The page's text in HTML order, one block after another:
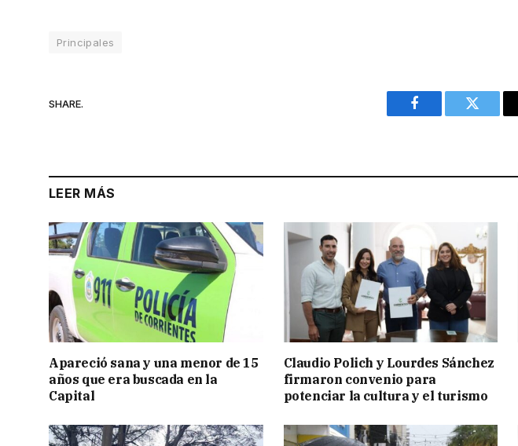
Principales
SHARE.
Facebook Twitter
LEER MÁS
Apareció sana y una menor de 15
años que era buscada en la
Capital
Claudio Polich y Lourdes Sánchez
firmaron convenio para
potenciar la cultura y el turismo